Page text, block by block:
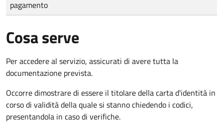
pagamento
Cosa serve
Per accedere al servizio, assicurati di avere tutta la
documentazione prevista.
Occorre dimostrare di essere il titolare della carta d'identità in
corso di validità della quale si stanno chiedendo i codici,
presentandola in caso di verifiche.